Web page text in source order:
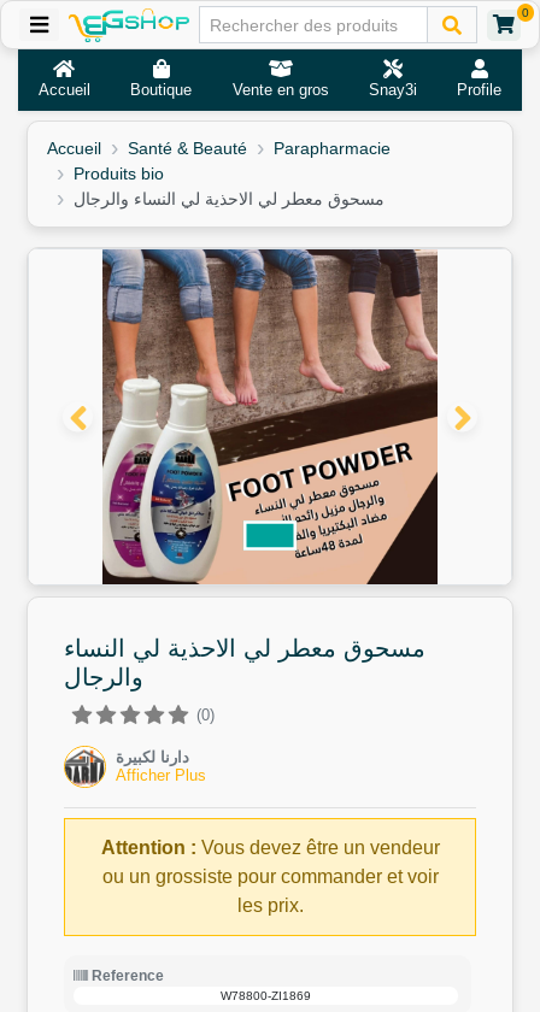
0
Accueil Boutique Vente en gros Snay3i Profile
Accueil Santé & Beauté
Parapharmacie
Produits bio
مسحوق معطر لي الاحذية لي النساء والرجال
مسحوق معطر لي الاحذية لي النساء
والرجال
(0)
دارنا لكبيرة
Afficher Plus
Attention : Vous devez être un vendeur
ou un grossiste pour commander et voir
les prix.
Reference
W78800-ZI1869